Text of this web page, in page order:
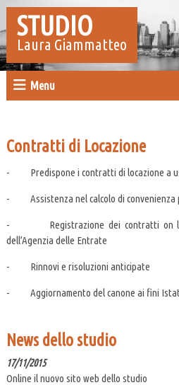
STUDIO
Laura Giammatteo
Menu
Contratti di Locazione
- Predispone i contratti di locazione a
- Assistenza nel calcolo di convenienza
- Registrazione dei contratti on
dell’Agenzia delle Entrate
- Rinnovi e risoluzioni anticipate
- Aggiornamento del canone ai fini Istat
News dello studio
17/11/2015
Online il nuovo sito web dello studio